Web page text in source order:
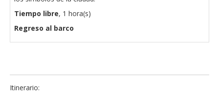
Tiempo libre, 1 hora(s)
Regreso al barco
Itinerario: